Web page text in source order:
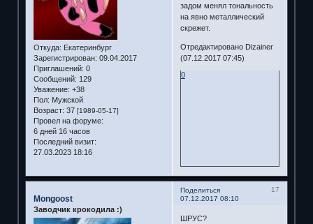
Откуда: Екатеринбург
Зарегистрирован: 09.04.2017
Приглашений: 0
Сообщений: 129
Уважение: +38
Пол: Мужской
Возраст: 37 [1989-05-17]
Провел на форуме:
6 дней 16 часов
Последний визит:
27.03.2023 18:16
задом менял тональность
на явно металлический
скрежет.
Отредактировано Dizainer
(07.12.2017 07:45)
0
Поделиться
17
07.12.2017 08:10
Mongoost
Заводчик крокодила :)
ШРУС?